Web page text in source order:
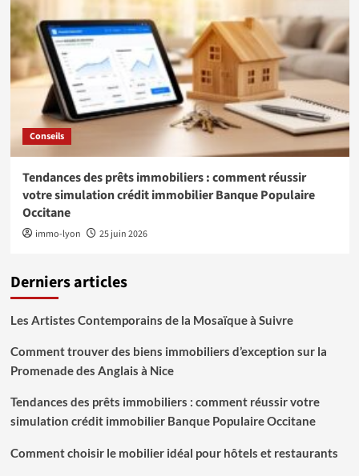
Conseils
Tendances des prêts immobiliers : comment réussir
votre simulation crédit immobilier Banque Populaire
Occitane
immo-lyon 25 juin 2026
Derniers articles
Les Artistes Contemporains de la Mosaïque à Suivre
Comment trouver des biens immobiliers d’exception sur la
Promenade des Anglais à Nice
Tendances des prêts immobiliers : comment réussir votre
simulation crédit immobilier Banque Populaire Occitane
Comment choisir le mobilier idéal pour hôtels et restaurants